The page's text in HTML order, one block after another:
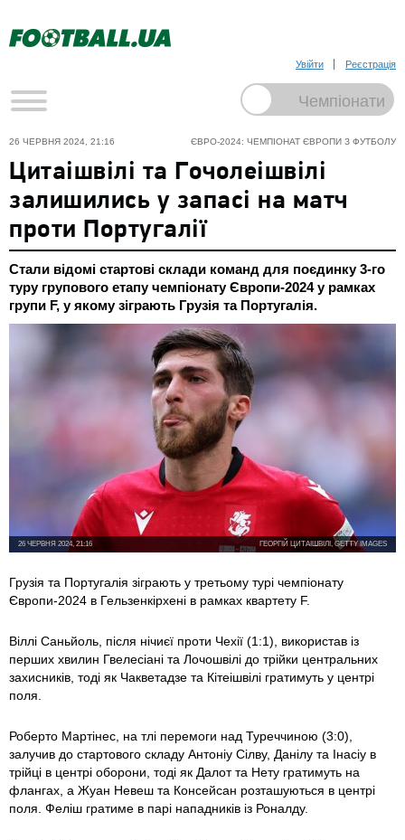
Увійти Реєстрація
ЄВРО-2024: ЧЕМПІОНАТ ЄВРОПИ З ФУТБОЛУ
26 ЧЕРВНЯ 2024, 21:16
Цитаішвілі та Гочолеішвілі
залишились у запасі на матч
проти Португалії
Стали відомі стартові склади команд для поєдинку 3-го
туру групового етапу чемпіонату Європи-2024 у рамках
групи F, у якому зіграють Грузія та Португалія.
ГЕОРГІЙ ЦИТАІШВІЛІ, GETTY IMAGES
26 ЧЕРВНЯ 2024, 21:16
Грузія та Португалія зіграють у третьому турі чемпіонату
Європи-2024 в Гельзенкірхені в рамках квартету F.
Віллі Саньйоль, після нічиєї проти Чехії (1:1), використав із
перших хвилин Гвелесіані та Лочошвілі до трійки центральних
захисників, тоді як Чакветадзе та Кітеішвілі гратимуть у центрі
поля.
Роберто Мартінес, на тлі перемоги над Туреччиною (3:0),
залучив до стартового складу Антоніу Сілву, Данілу та Інасіу в
трійці в центрі оборони, тоді як Далот та Нету гратимуть на
флангах, а Жуан Невеш та Консейсан розташуються в центрі
поля. Феліш гратиме в парі нападників із Роналду.